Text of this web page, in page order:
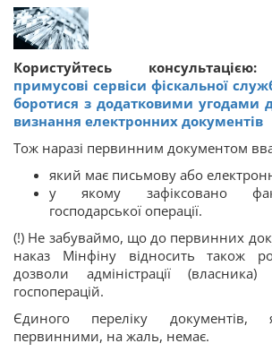
Користуйтесь
примусові сервіси фіскальної
боротися з додатковими угодами
визнання електронних документів
Тож наразі первинним документом
який має письмову або
у якому зафіксовано
господарської операції.
(!) Не забуваймо, що до первинних
наказ Мінфіну відносить також
дозволи адміністрації
госпоперацій.
Єдиного переліку документів,
первинними, на жаль, немає.